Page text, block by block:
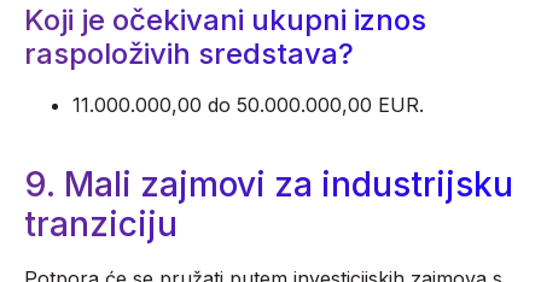
Koji je očekivani ukupni iznos
raspoloživih sredstava?
11.000.000,00 do 50.000.000,00 EUR.
9. Mali zajmovi za industrijsku
tranziciju